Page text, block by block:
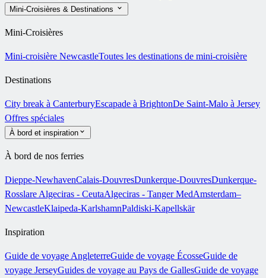
Mini-Croisières & Destinations
Mini-Croisières
Mini-croisière NewcastleToutes les destinations de mini-croisière
Destinations
City break à CanterburyEscapade à BrightonDe Saint-Malo à Jersey
Offres spéciales
À bord et inspiration
À bord de nos ferries
Dieppe-NewhavenCalais-DouvresDunkerque-DouvresDunkerque-
Rosslare Algeciras - CeutaAlgeciras - Tanger MedAmsterdam–
NewcastleKlaipeda-KarlshamnPaldiski-Kapellskär
Inspiration
Guide de voyage AngleterreGuide de voyage ÉcosseGuide de
voyage JerseyGuides de voyage au Pays de GallesGuide de voyage